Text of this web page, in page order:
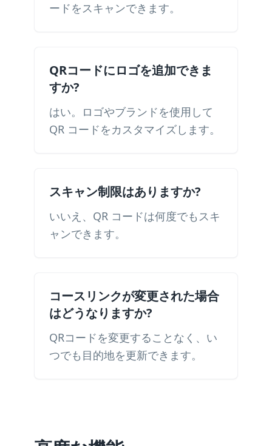
ードをスキャンできます。
QRコードにロゴを追加できま
すか?
はい。ロゴやブランドを使用して
QR コードをカスタマイズします。
スキャン制限はありますか?
いいえ、QR コードは何度でもスキ
ャンできます。
コースリンクが変更された場合
はどうなりますか?
QRコードを変更することなく、い
つでも目的地を更新できます。